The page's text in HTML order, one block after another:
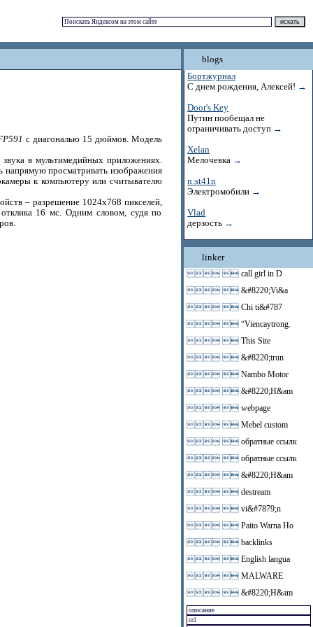
с диагональю 15 дюймов. Модель
звука в мультимедийных приложениях.
напрямую просматривать изображения
к компьютеру или считывателю
– разрешение 1024х768 пикселей,
16 мс. Одним словом, судя по
blogs
Бортжурнал
С днем рождения, Алексей! →
Door's Key
Путин пообещал не
ограничивать доступ →
Xelan
Мелочевка →
n:st41n
Электромобили →
Vlad
дерзость →
linker
  call girl in D
  &#8220;Vi&a
  Chi ti&#787
  “Viencaytrong.
  This Site
  &#8220;trun
  Nambo Motor
  &#8220;H&am
  webpage
  Mebel custom
  обратные ссылк
  обратные ссылк
  &#8220;H&am
  destream
  vi&#7879;n
  Paito Warna Ho
  backlinks
  English langua
  MALWARE
  &#8220;H&am